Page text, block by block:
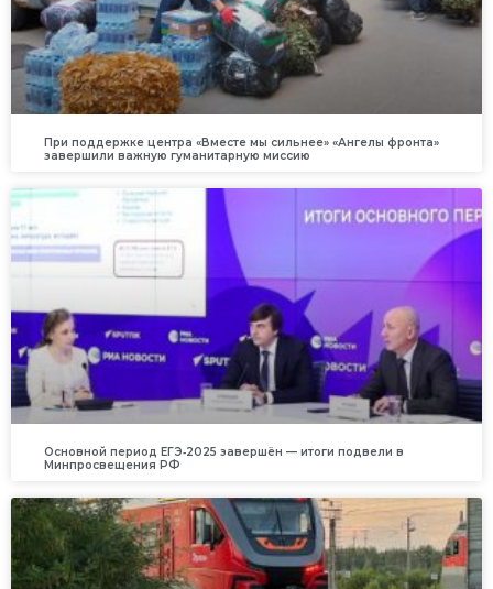
При поддержке центра «Вместе мы сильнее» «Ангелы фронта»
завершили важную гуманитарную миссию
Основной период ЕГЭ‑2025 завершён — итоги подвели в
Минпросвещения РФ